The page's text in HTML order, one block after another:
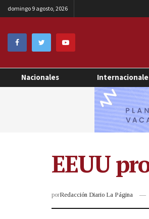
domingo 9 agosto, 2026
Nacionales
EEUU
porRedacción Diario La Página